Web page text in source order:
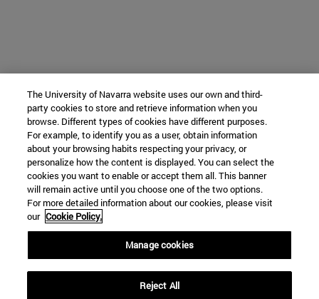
The University of Navarra website uses our own and third-
party cookies to store and retrieve information when you
browse. Different types of cookies have different purposes.
For example, to identify you as a user, obtain information
about your browsing habits respecting your privacy, or
personalize how the content is displayed. You can select the
cookies you want to enable or accept them all. This banner
will remain active until you choose one of the two options.
For more detailed information about our cookies, please visit
our Cookie Policy.
Manage cookies
Reject All